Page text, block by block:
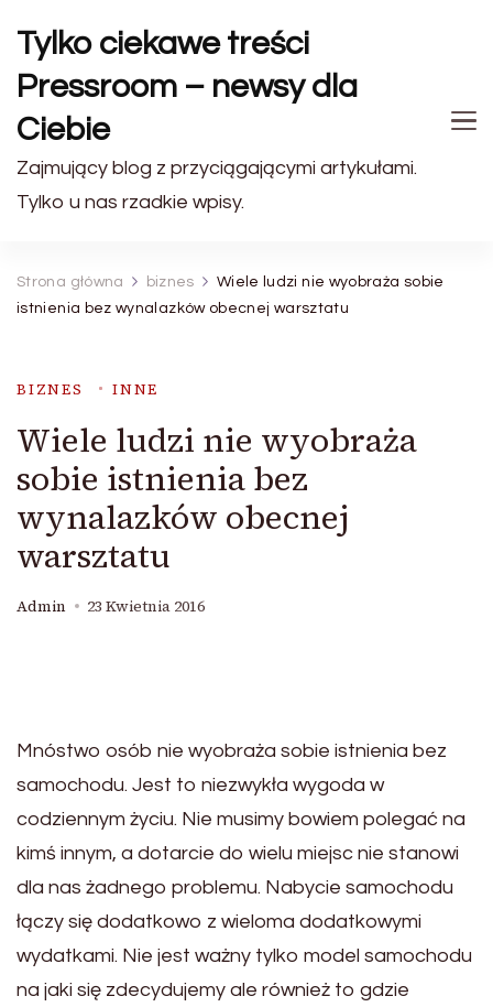
Tylko ciekawe treści
Pressroom – newsy dla
Ciebie
Zajmujący blog z przyciągającymi artykułami.
Tylko u nas rzadkie wpisy.
Strona główna biznes
Wiele ludzi nie wyobraża sobie
istnienia bez wynalazków obecnej warsztatu
BIZNES INNE
Wiele ludzi nie wyobraża
sobie istnienia bez
wynalazków obecnej
warsztatu
Admin 23 Kwietnia 2016
Mnóstwo osób nie wyobraża sobie istnienia bez
samochodu. Jest to niezwykła wygoda w
codziennym życiu. Nie musimy bowiem polegać na
kimś innym, a dotarcie do wielu miejsc nie stanowi
dla nas żadnego problemu. Nabycie samochodu
łączy się dodatkowo z wieloma dodatkowymi
wydatkami. Nie jest ważny tylko model samochodu
na jaki się zdecydujemy ale również to gdzie